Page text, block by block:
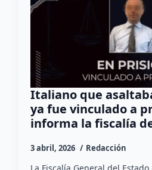
Italiano que
ya fue vinculado a
informa la fiscalía
3 abril, 2026 Redacción